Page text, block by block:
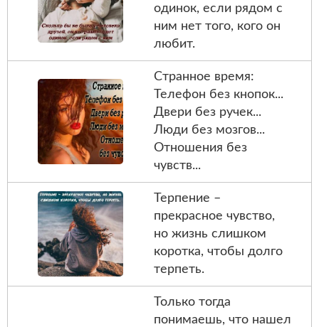
одинок, если рядом с
ним нет того, кого он
любит.
Странное время:
Телефон без кнопок...
Двери без ручек...
Люди без мозгов...
Отношения без
чувств...
Терпение –
прекрасное чувство,
но жизнь слишком
коротка, чтобы долго
терпеть.
Только тогда
понимаешь, что нашел